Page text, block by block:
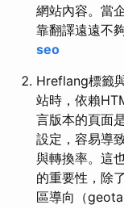
網站內容。當
靠翻譯遠遠不
seo
Hreflang標籤
站時，依賴
言版本的頁面
設定，容易導
與轉換率。這
的重要性，除
區導向（